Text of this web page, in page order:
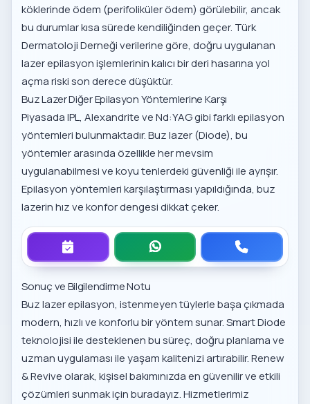
köklerinde ödem (perifoliküler ödem) görülebilir, ancak
bu durumlar kısa sürede kendiliğinden geçer. Türk
Dermatoloji Derneği verilerine göre, doğru uygulanan
lazer epilasyon işlemlerinin kalıcı bir deri hasarına yol
açma riski son derece düşüktür.
Buz Lazer Diğer Epilasyon Yöntemlerine Karşı
Piyasada IPL, Alexandrite ve Nd:YAG gibi farklı epilasyon
yöntemleri bulunmaktadır. Buz lazer (Diode), bu
yöntemler arasında özellikle her mevsim
uygulanabilmesi ve koyu tenlerdeki güvenliği ile ayrışır.
Epilasyon yöntemleri karşılaştırmasıyapıldığında, buz
lazerin hız ve konfor dengesi dikkat çeker.
Sonuç ve Bilgilendirme Notu
Buz lazer epilasyon, istenmeyen tüylerle başa çıkmada
modern, hızlı ve konforlu bir yöntem sunar. Smart Diode
teknolojisi ile desteklenen bu süreç, doğru planlama ve
uzman uygulaması ile yaşam kalitenizi artırabilir. Renew
& Revive olarak, kişisel bakımınızda en güvenilir ve etkili
çözümleri sunmak için buradayız. Hizmetlerimiz